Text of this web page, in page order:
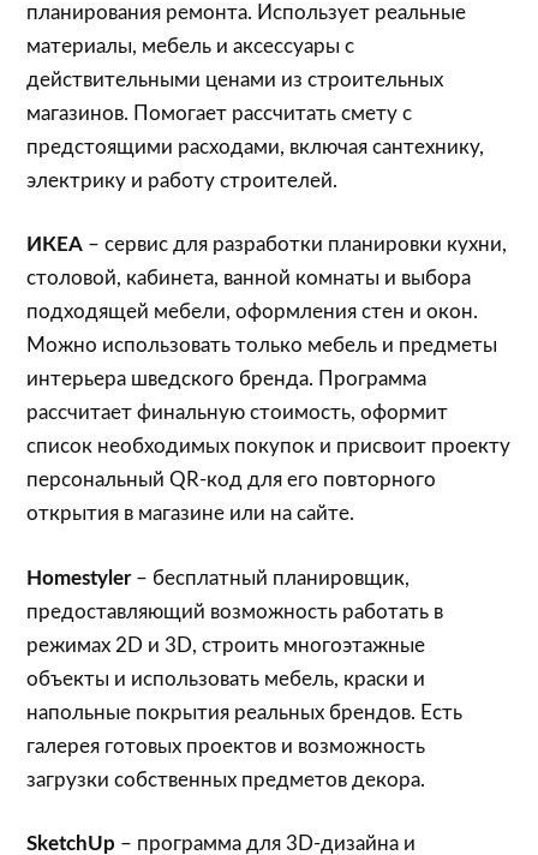
планирования ремонта. Использует реальные
материалы, мебель и аксессуары с
действительными ценами из строительных
магазинов. Помогает рассчитать смету с
предстоящими расходами, включая сантехнику,
электрику и работу строителей.
ИКЕА – сервис для разработки планировки кухни,
столовой, кабинета, ванной комнаты и выбора
подходящей мебели, оформления стен и окон.
Можно использовать только мебель и предметы
интерьера шведского бренда. Программа
рассчитает финальную стоимость, оформит
список необходимых покупок и присвоит проекту
персональный QR-код для его повторного
открытия в магазине или на сайте.
Homestyler– бесплатный планировщик,
предоставляющий возможность работать в
режимах 2D и 3D, строить многоэтажные
объекты и использовать мебель, краски и
напольные покрытия реальных брендов. Есть
галерея готовых проектов и возможность
загрузки собственных предметов декора.
SketchUp – программа для 3D-дизайна и